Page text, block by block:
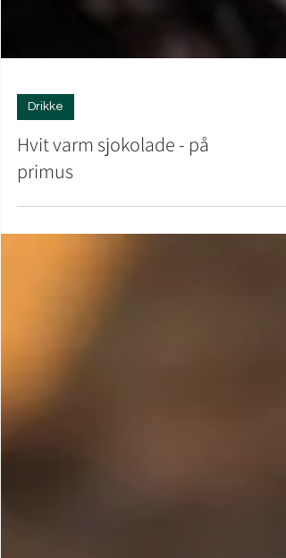
Drikke
Hvit varm sjokolade - på
primus